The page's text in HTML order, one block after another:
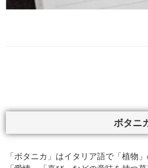
ボタニ
「ボタニカ」はイタリア語で「植物」